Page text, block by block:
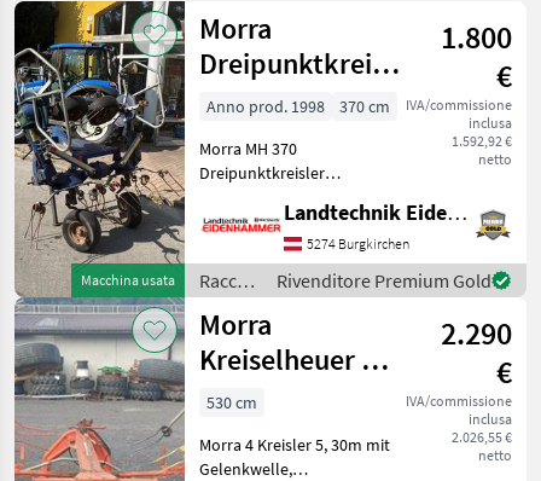
ricerca
Categoria 4 Paese Filtri
PERCORSO
ATTUALE
Settore
agricolo
Raccolta
Mangimi
Voltafieno
Morra
SCEGLI
CATEGORIA
Morra
Reimposta
Mostra
4
risultati
Macchina usata
Morra
Dreipunktkreisler
MH 370
1.800
€
IVA/commissione
inclusa
1.592,92 €
netto
Anno prod. 1998
370 cm
Morra MH 370
Dreipunktkreisler
Verfügbar Standort in 5621
St.Veit im Pongau Raccolta
mangimi Voltafieno
Landtechnik Eidenhammer GmbH
5274 Burgkirchen
Raccolta
mangimi
/ Morra
Rivenditore Premium Gold
Morra
Kreiselheuer MH
530 4 Kreisler
2.290
€
IVA/commissione
inclusa
2.026,55 €
netto
530 cm
Morra 4 Kreisler 5, 30m mit
Gelenkwelle,